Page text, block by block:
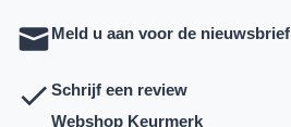
Meld u aan voor de nieuwsbrief
Schrijf een review
Webshop Keurmerk